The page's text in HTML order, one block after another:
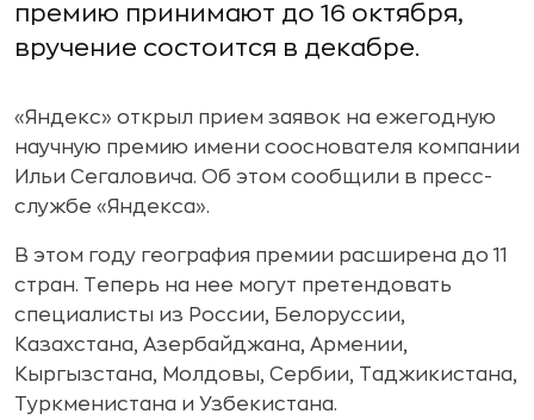
премию принимают до 16 октября,
вручение состоится в декабре.
«Яндекс» открыл прием заявок на ежегодную
научную премию имени сооснователя компании
Ильи Сегаловича. Об этом сообщили в пресс-
службе «Яндекса».
В этом году география премии расширена до 11
стран. Теперь на нее могут претендовать
специалисты из России, Белоруссии,
Казахстана, Азербайджана, Армении,
Кыргызстана, Молдовы, Сербии, Таджикистана,
Туркменистана и Узбекистана.